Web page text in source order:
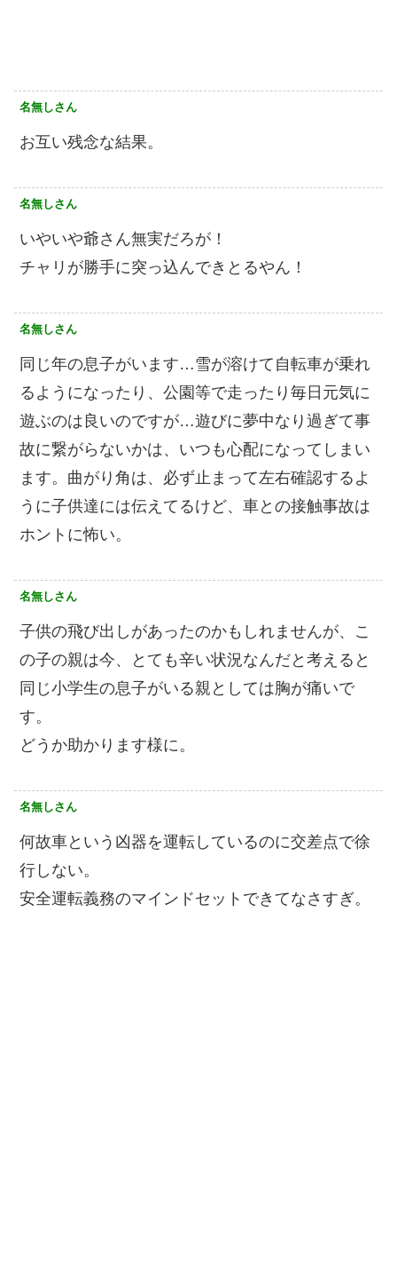
名無しさん
お互い残念な結果。
名無しさん
いやいや爺さん無実だろが！
チャリが勝手に突っ込んできとるやん！
名無しさん
同じ年の息子がいます…雪が溶けて自転車が乗れ
るようになったり、公園等で走ったり毎日元気に
遊ぶのは良いのですが…遊びに夢中なり過ぎて事
故に繋がらないかは、いつも心配になってしまい
ます。曲がり角は、必ず止まって左右確認するよ
うに子供達には伝えてるけど、車との接触事故は
ホントに怖い。
名無しさん
子供の飛び出しがあったのかもしれませんが、こ
の子の親は今、とても辛い状況なんだと考えると
同じ小学生の息子がいる親としては胸が痛いで
す。
どうか助かります様に。
名無しさん
何故車という凶器を運転しているのに交差点で徐
行しない。
安全運転義務のマインドセットできてなさすぎ。